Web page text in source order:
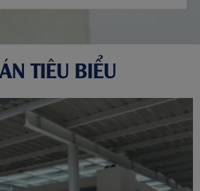
TIÊU BIỂU